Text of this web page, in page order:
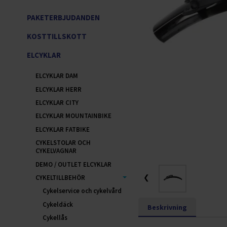
❮
Beskrivning
PAKETERBJUDANDEN
KOSTTILLSKOTT
ELCYKLAR
ELCYKLAR DAM
ELCYKLAR HERR
ELCYKLAR CITY
ELCYKLAR MOUNTAINBIKE
ELCYKLAR FATBIKE
CYKELSTOLAR OCH
CYKELVAGNAR
DEMO / OUTLET ELCYKLAR
CYKELTILLBEHÖR
Cykelservice och cykelvård
Cykeldäck
Cykellås